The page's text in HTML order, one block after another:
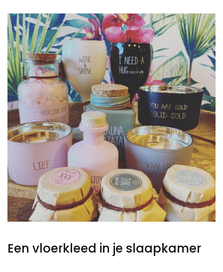
Een vloerkleed in je slaapkamer